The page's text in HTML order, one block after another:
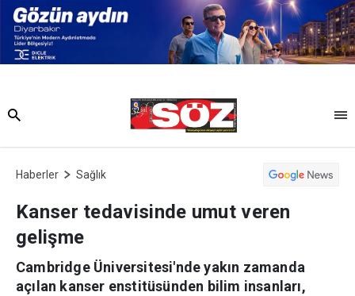
Haberler Sağlık
Kanser tedavisinde umut veren
gelişme
Cambridge Üniversitesi'nde yakın zamanda
açılan kanser enstitüsünden bilim insanları,